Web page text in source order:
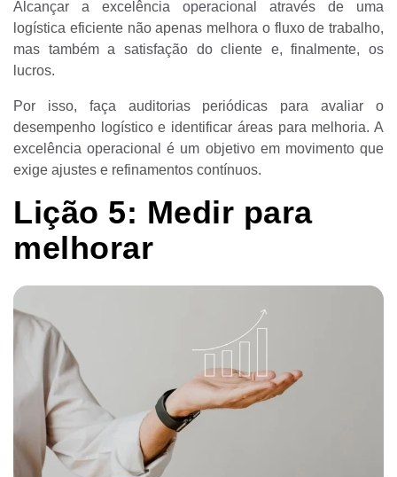
Alcançar a excelência operacional através de uma
logística eficiente não apenas melhora o fluxo de trabalho,
mas também a satisfação do cliente e, finalmente, os
lucros.
Por isso, faça auditorias periódicas para avaliar o
desempenho logístico e identificar áreas para melhoria. A
excelência operacional é um objetivo em movimento que
exige ajustes e refinamentos contínuos.
Lição 5: Medir para
melhorar